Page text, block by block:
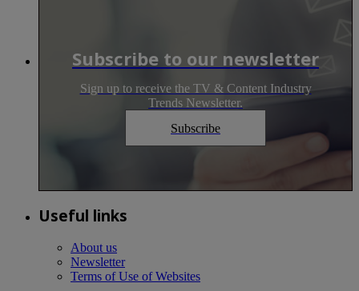
Subscribe to our newsletter
Sign up to receive the TV & Content Industry
Trends Newsletter.
Subscribe
Useful links
About us
Newsletter
Terms of Use of Websites